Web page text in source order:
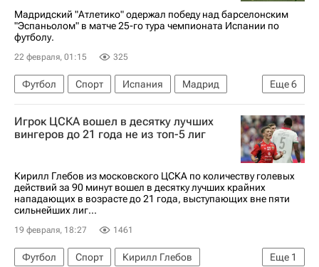
Мадридский "Атлетико" одержал победу над барселонским
"Эспаньолом" в матче 25-го тура чемпионата Испании по
футболу.
22 февраля, 01:15 325
Еще6
Футбол Спорт Испания
Мадрид
Адемола Лукман
Атлетико (Мадрид)
Эспаньол
Барселона
Лига чемпионов УЕФА 2026-2027
Игрок ЦСКА вошел в десятку лучших
вингеров до 21 года не из топ-5 лиг
Кирилл Глебов из московского ЦСКА по количеству голевых
действий за 90 минут вошел в десятку лучших крайних
нападающих в возрасте до 21 года, выступающих вне пяти
сильнейших лиг...
19 февраля, 18:27 1461
Еще 1
Футбол Спорт
Кирилл Глебов